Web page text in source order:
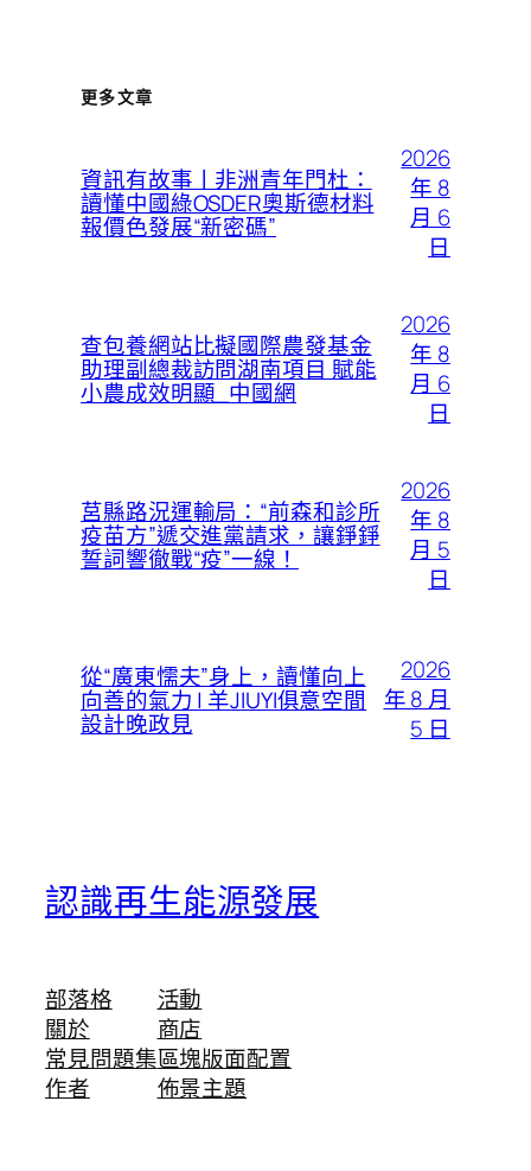
更多文章
資訊有故事丨非洲青年門杜：
讀懂中國綠OSDER奧斯德材料
報價色發展“新密碼”
2026
年 8
月 6
日
查包養網站比擬國際農發基金
助理副總裁訪問湖南項目 賦能
小農成效明顯_中國網
2026
年 8
月 6
日
莒縣路況運輸局：“前森和診所
疫苗方”遞交進黨請求，讓錚錚
誓詞響徹戰“疫”一線！
2026
年 8
月 5
日
從“廣東懦夫”身上，讀懂向上
向善的氣力 | 羊JIUYI俱意空間
設計晚政見
2026
年 8 月
5 日
認識再生能源發展
部落格
關於
常見問題集
作者
活動
商店
區塊版面配置
佈景主題